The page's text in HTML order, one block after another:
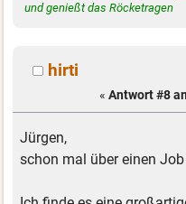
und genießt das Röcketragen
hirti
« Antwort #8
Jürgen,
schon mal über einen